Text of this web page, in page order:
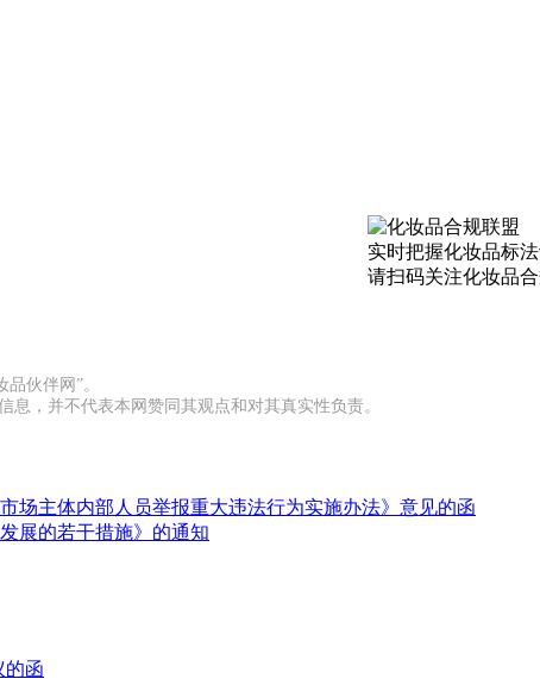
实时把握化妆品标
请扫码关注化妆品
伙伴网”。
，并不代表本网赞同其观点和对其真实性负责。
场主体内部人员举报重大违法行为实施办法》意见的函
展的若干措施》的通知
的函